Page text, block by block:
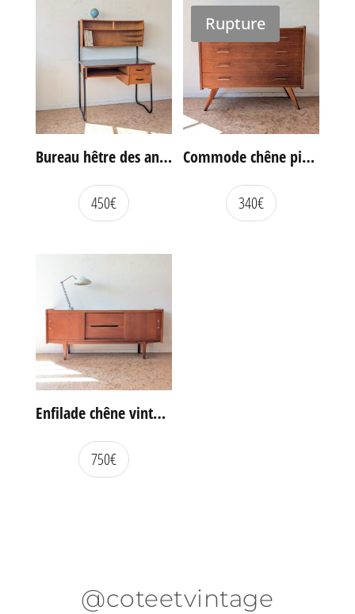
Bureau hêtre des années 60
450€
Rupture
Commode chêne pieds compas vintage
340€
Enfilade chêne vintage portes coulissantes
750€
@coteetvintage